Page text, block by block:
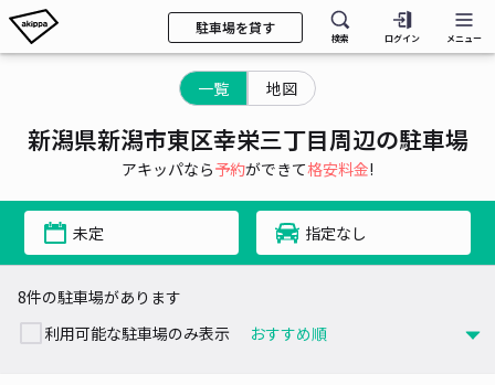
駐車場を貸す
検索 ログイン メニュー
一覧 地図
新潟県新潟市東区幸栄三丁目周辺の駐車場
アキッパなら予約ができて格安料金!
未定 指定なし
8件の駐車場があります
利用可能な駐車場のみ表示